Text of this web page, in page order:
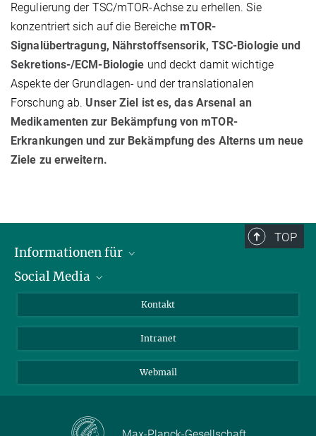
Regulierung der TSC/mTOR-Achse zu erhellen. Sie
konzentriert sich auf die Bereiche mTOR-
Signalübertragung, Nährstoffsensorik, TSC-Biologie und
Sekretions-/ECM-Biologie und deckt damit wichtige
Aspekte der Grundlagen- und der translationalen
Forschung ab. Unser Ziel ist es, das Arsenal an
Medikamenten zur Bekämpfung von mTOR-
Erkrankungen und zur Bekämpfung des Alterns um neue
Ziele zu erweitern.
TOP
Informationen für
Bewerbende
Journalist:innen
Social Media
Bluesky
YouTube
Kontakt
Intranet
Webmail